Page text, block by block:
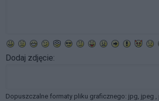
Dodaj zdjęcie:
Dopuszczalne formaty pliku graficznego: jpg, jpeg ,